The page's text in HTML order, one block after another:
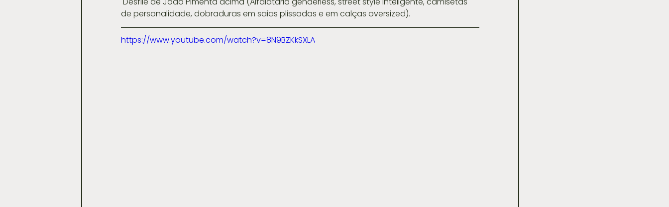
de personalidade, dobraduras em saias plissadas e em calças oversized).
https://www.youtube.com/watch?v=8N9BZKkSXLA